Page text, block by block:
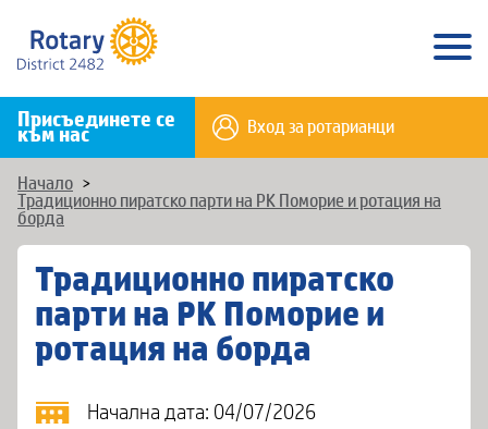
Присъединете се
към нас Вход за ротарианци
Начало >
Традиционно пиратско парти на РК Поморие и ротация на
борда
Традиционно пиратско
парти на РК Поморие и
ротация на борда
Начална дата: 04/07/2026